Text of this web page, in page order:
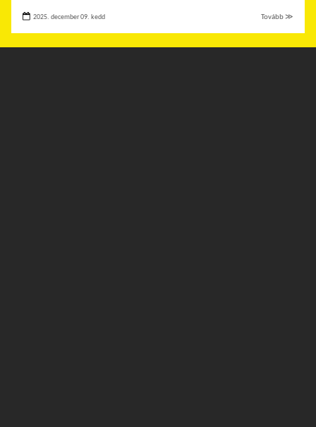
2025. december 09. kedd Tovább ≫